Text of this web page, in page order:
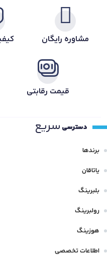
مشاوره رایگان
قیمت رقابتی
دسترسی سریع
برندها
یاتاقان
بلبرینگ
رولبرینگ
هوزینگ
اطلاعات تخصصی